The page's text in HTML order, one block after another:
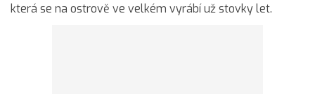
která se na ostrově ve velkém vyrábí už stovky let.